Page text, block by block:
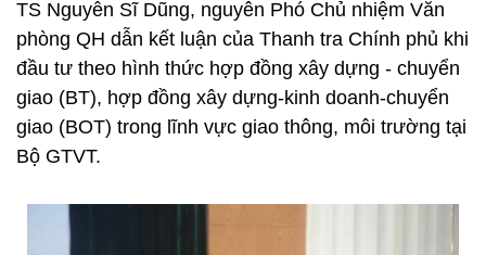
TS Nguyễn Sĩ Dũng, nguyên Phó Chủ nhiệm Văn
phòng QH dẫn kết luận của Thanh tra Chính phủ khi
đầu tư theo hình thức hợp đồng xây dựng - chuyển
giao (BT), hợp đồng xây dựng-kinh doanh-chuyển
giao (BOT) trong lĩnh vực giao thông, môi trường tại
Bộ GTVT.